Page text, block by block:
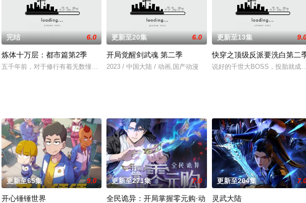
了现代学生林枫，因为一场车祸，穿越到武魂未觉醒的“废物”林家大少爷身上。从此以双武魂之力，一路
完结 6.0
炼体十万层：都市篇第2季
五千年前，对于修行有着无数憧憬的少年，却因体质特殊而无法突破炼体期，进入下一个修炼境界。他从
更新至20集 6.0
开局觉醒剑武魂 第二季
2023 / 中国大陆 / 动画,国产动漫
更新至13集
快穿之顶级反派要洗白第二
说好的千世大BOSS，投胎就成
更新至65集 9.0
开心锤锤世界
更新至271集 7.0
全民诡异：开局掌握零元购·动
更新至204集
灵武大陆